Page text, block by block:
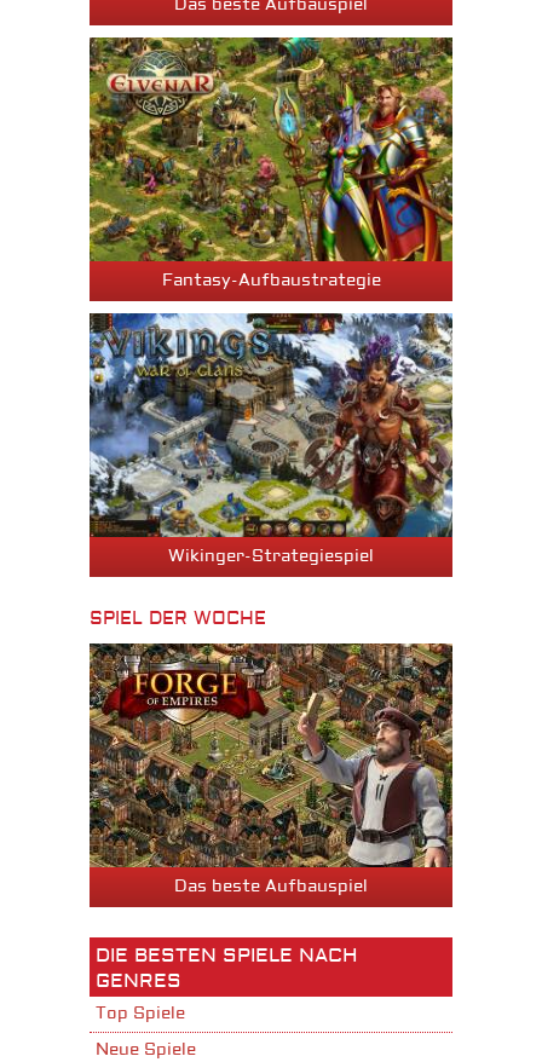
Das beste Aufbauspiel
Fantasy-Aufbaustrategie
Wikinger-Strategiespiel
SPIEL DER WOCHE
Das beste Aufbauspiel
DIE BESTEN SPIELE NACH
GENRES
Top Spiele
Neue Spiele